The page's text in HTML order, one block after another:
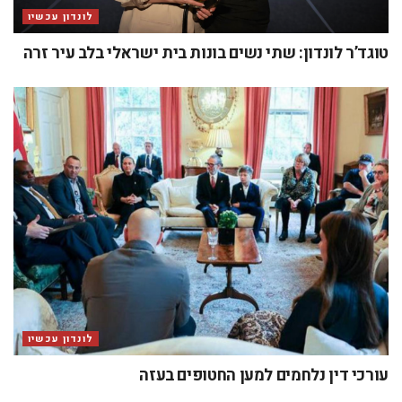
לונדון עכשיו
טוגד’ר לונדון: שתי נשים בונות בית ישראלי בלב עיר זרה
לונדון עכשיו
עורכי דין נלחמים למען החטופים בעזה